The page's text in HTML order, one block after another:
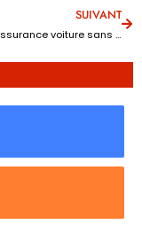
SUIVANT
L’ABC de l’assurance voiture sans permis : tout ce que vous devez connaître